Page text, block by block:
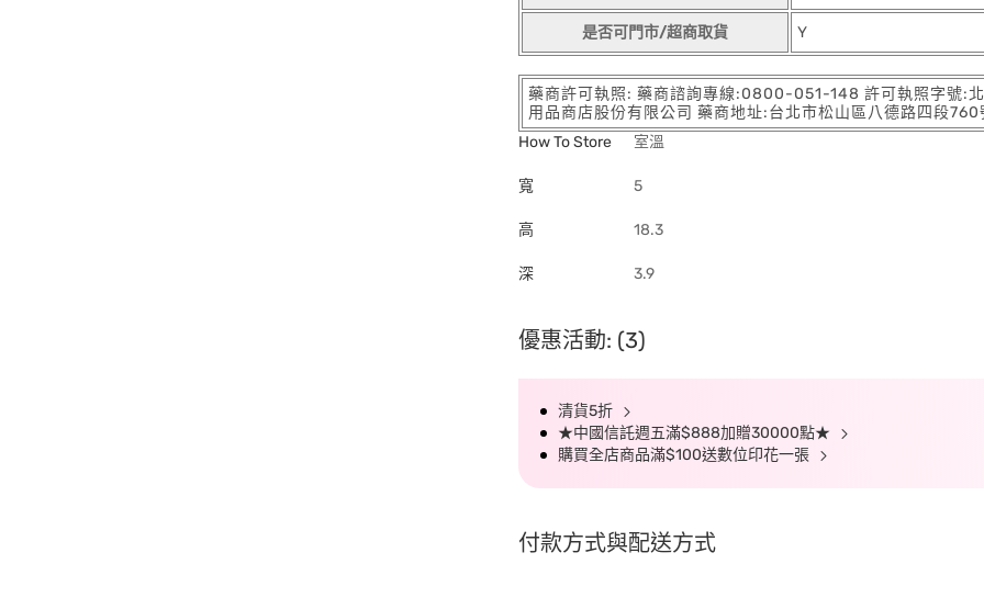
是否可門市/超商取貨 Y
藥商許可執照: 藥商諮詢專線:0800-051-148 許可執照字號:
用品商店股份有限公司 藥商地址:台北市松山區八德路四段
How To Store
室溫
寬 5
高 18.3
深 3.9
優惠活動: (3)
清貨5折
★中國信託週五滿$888加贈30000點★
購買全店商品滿$100送數位印花一張
付款方式與配送方式